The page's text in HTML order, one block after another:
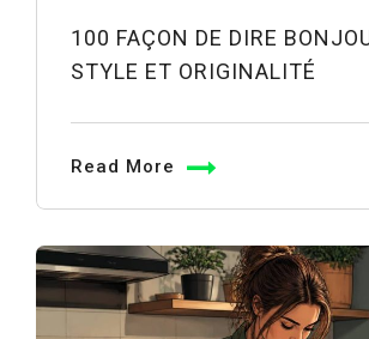
100 FAÇON DE DIRE
STYLE ET ORIGINALITÉ
Read More